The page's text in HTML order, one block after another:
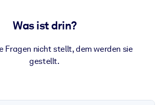
zu optimieren.
Was ist drin?
Fragen nicht stellt, dem werden sie
gestellt.